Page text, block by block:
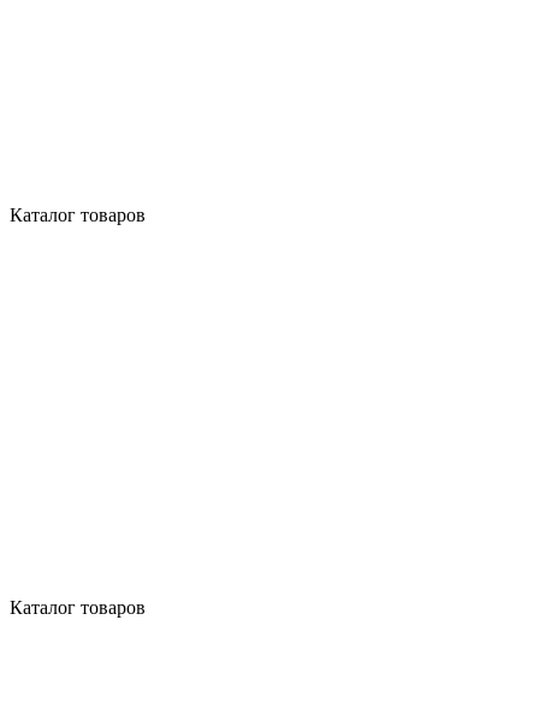
Каталог товаров
Каталог товаров